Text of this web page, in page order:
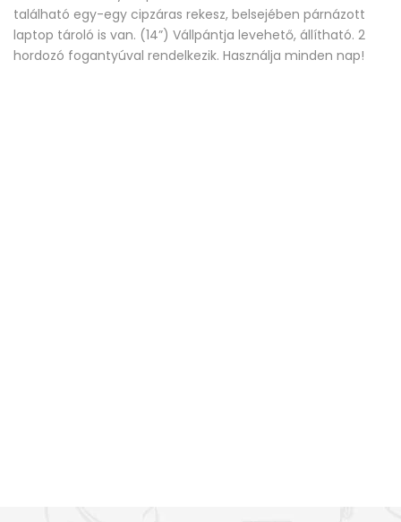
található egy-egy cipzáras rekesz, belsejében párnázott
laptop tároló is van. (14”) Vállpántja levehető, állítható. 2
hordozó fogantyúval rendelkezik. Használja minden nap!